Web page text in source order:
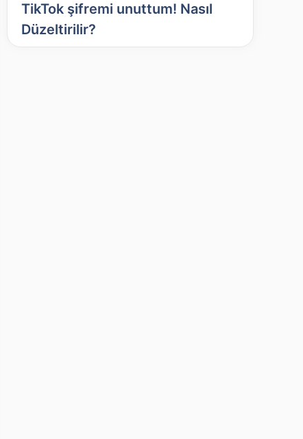
TikTok şifremi unuttum! Nasıl
Düzeltirilir?